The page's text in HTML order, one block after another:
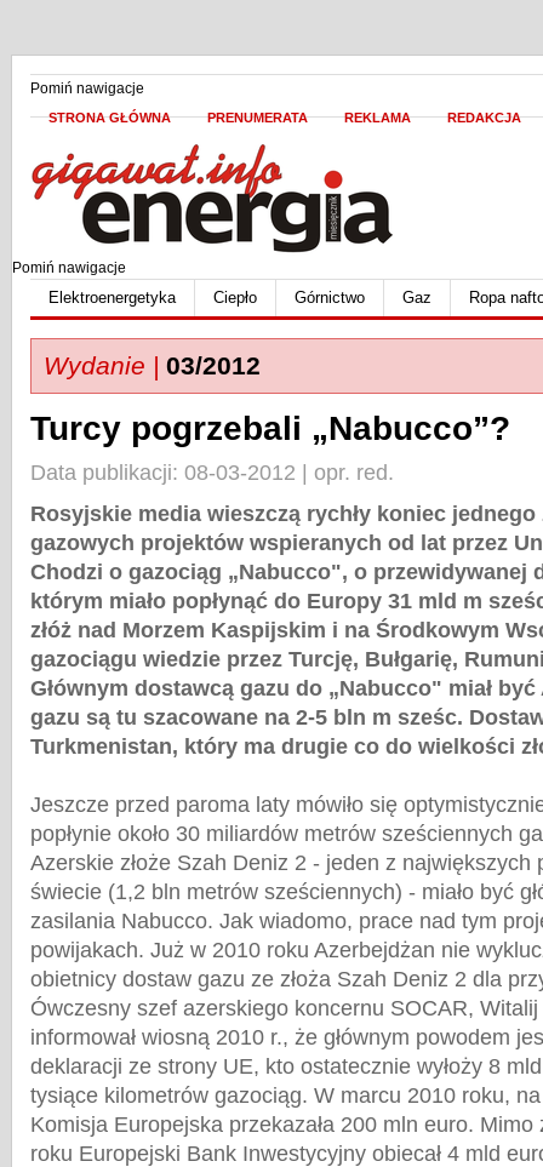
Pomiń nawigacje
STRONA GŁÓWNA PRENUMERATA REKLAMA REDAKCJA
Pomiń nawigacje
Elektroenergetyka Ciepło Górnictwo Gaz Ropa
Wydanie | 03/2012
Turcy pogrzebali „Nabucco”?
Data publikacji: 08-03-2012 | opr. red.
Rosyjskie media wieszczą rychły koniec
gazowych projektów wspieranych od lat przez
Chodzi o gazociąg „Nabucco", o przewidywanej
którym miało popłynąć do Europy 31 mld m
złóż nad Morzem Kaspijskim i na Środkowym
gazociągu wiedzie przez Turcję, Bułgarię,
Głównym dostawcą gazu do „Nabucco" miał być
gazu są tu szacowane na 2-5 bln m sześc.
Turkmenistan, który ma drugie co do wielkości
Jeszcze przed paroma laty mówiło się
popłynie około 30 miliardów metrów sześciennych
Azerskie złoże Szah Deniz 2 - jeden z największych
świecie (1,2 bln metrów sześciennych) - miało być
zasilania Nabucco. Jak wiadomo, prace nad tym
powijakach. Już w 2010 roku Azerbejdżan nie
obietnicy dostaw gazu ze złoża Szah Deniz 2 dla
Ówczesny szef azerskiego koncernu SOCAR,
informował wiosną 2010 r., że głównym powodem
deklaracji ze strony UE, kto ostatecznie wyłoży 8
tysiące kilometrów gazociąg. W marcu 2010 roku,
Komisja Europejska przekazała 200 mln euro.
roku Europejski Bank Inwestycyjny obiecał 4 mld